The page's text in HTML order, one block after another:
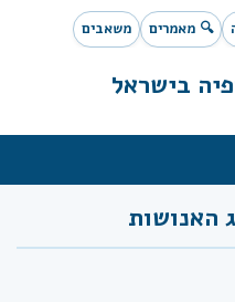
🔍 מאמרים משאבים
בישראל
האנושות